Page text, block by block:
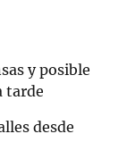
y posible
tarde
desde